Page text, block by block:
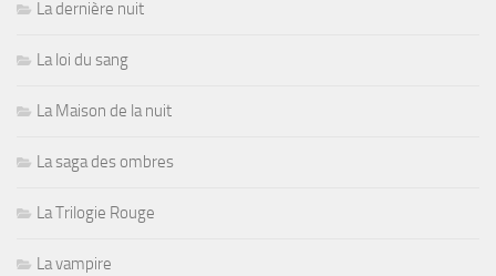
La dernière nuit
La loi du sang
La Maison de la nuit
La saga des ombres
La Trilogie Rouge
La vampire